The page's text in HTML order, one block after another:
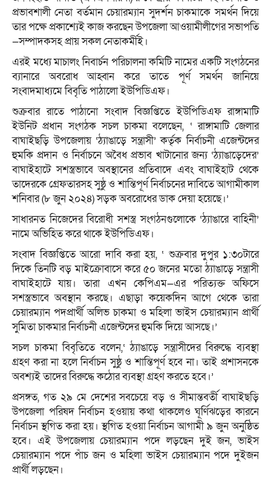
প্রভাবশালী নেতা বর্তমান চেয়ারম্যান সুদর্শন চাকমাকে সমর্থন দিয়ে
তার পক্ষে প্রকাশ্যেই কাজ করছেন উপজেলা আওয়ামীলীগের সভাপতি
—সম্পাদকসহ প্রায় সকল নেতাকর্মীই।
এরই মধ্যে মাচালং নিবার্চন পরিচালনা কমিটি নামের একটি সংগঠনের
ব্যানারে অবরোধ আহ্বান করে তাতে পূর্ণ সমর্থন জানিয়ে
সংবাদমাধ্যমে বিবৃতি পাঠালো ইউপিডিএফ।
শুক্রবার রাতে পাঠানো সংবাদ বিজ্ঞপ্তিতে ইউপিডিএফ রাঙ্গামাটি
ইউনিট প্রধান সংগঠক সচল চাকমা বলেছেন, ‘ রাঙ্গামাটি জেলার
বাঘাইছড়ি উপজেলায় ‘ঠ্যাঙাড়ে সন্ত্রাসী’ কর্তৃক নির্বাচনী এজেন্টদের
হুমকি প্রদান ও নির্বাচনে অবৈধ প্রভাব খাটানোর জন্য ‘ঠ্যাঙাড়েদের’
বাঘাইহাটে সশস্ত্রভাবে অবস্থানের প্রতিবাদে এবং বাঘাইহাট থেকে
তাদেরকে গ্রেফতারসহ সুষ্ঠু ও শান্তিপূর্ণ নির্বাচনের দাবিতে আগামীকাল
শনিবার (৮ জুন ২০২৪) সড়ক অবরোধের ডাক দেয়া হয়েছে।’
সাধারনত নিজেদের বিরোধী সশস্ত্র সংগঠনগুলোকে ‘ঠ্যাঙারে বাহিনী’
নামে অভিহিত করে থাকে ইউপিডিএফ।
সংবাদ বিজ্ঞপ্তিতে আরো দাবি করা হয়, ‘ শুক্রবার দুপুর ১:৩০টারে
দিকে তিনটি বড় মাইক্রোবাসে করে ৫০ জনের মতো ঠ্যাঙাড়ে সন্ত্রাসী
বাঘাইহাটে যায়। তারা এখন কেপিএম—এর পরিত্যক্ত অফিসে
সশস্ত্রভাবে অবস্থান করছে। এছাড়া কয়েকদিন আগে থেকে তারা
চেয়ারম্যান পদপ্রার্থী অলিভ চাকমা ও মহিলা ভাইস চেয়ারম্যান প্রার্থী
সুমিতা চাকমার নির্বাচনী এজেন্টদের হুমকি দিয়ে আসছে।’
সচল চাকমা বিবৃতিতে বলেন,‘ ঠ্যাঙাড়ে সন্ত্রাসীদের বিরুদ্ধে ব্যবস্থা
গ্রহণ করা না হলে নির্বাচন সুষ্ঠু ও শান্তিপূর্ণ হবে না। তাই প্রশাসনকে
অবশ্যই তাদের বিরুদ্ধে কঠোর ব্যবস্থা গ্রহণ করতে হবে।’
প্রসঙ্গত, গত ২৯ মে দেশের সবচেয়ে বড় ও সীমান্তবর্তী বাঘাইছড়ি
উপজেলা পরিষদ নির্বাচন হওয়ায় কথা থাকলেও ঘূর্ণিঝড়ের কারনে
নির্বাচন স্থগিত করা হয়। স্থগিত হওয়া নির্বাচন আগামী ৯ জুন অনুষ্ঠিত
হবে। এই উপজেলায় চেয়ারম্যান পদে লড়ছেন দুই জন, ভাইস
চেয়ারম্যান পদে পাঁচ জন ও মহিলা ভাইস চেয়ারম্যান পদে দুইজন
প্রার্থী লড়ছেন।